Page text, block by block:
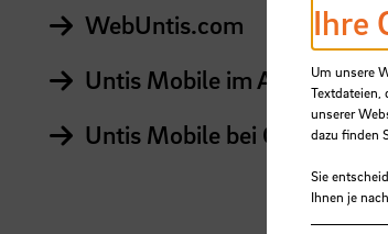
WebUntis.com
Untis Mobile im App Store
Untis Mobile bei Google
Ihre
Um unsere
Textdateien,
unserer
dazu finden
Sie
Ihnen je